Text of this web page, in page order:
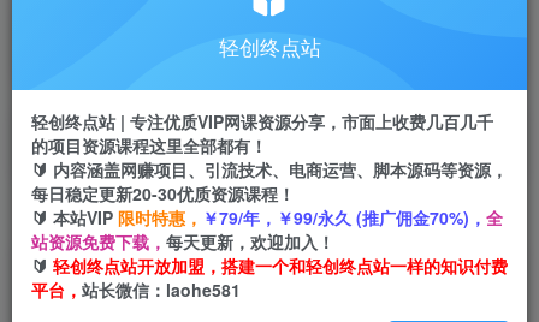
首页 创业课程 会员专属 正文
（7485期）中年美女号ai图文带货3.0玩法，单号
月入五位数，可多账号矩阵，全AI创作…
轻创终点站
轻创终点站 | 专注优质VIP网课资源分享，市面上收费几百几千
的项目资源课程这里全部都有！
🔰 内容涵盖网赚项目、引流技术、电商运营、脚本源码等资源，
每日稳定更新20-30优质资源课程！
🔰 本站VIP 限时特惠， ￥79/年，￥99/永久 (推广佣金70%)， 全
站资源免费下载， 每天更新，欢迎加入！
🔰 轻创终点站开放加盟，搭建一个和轻创终点站一样的知识付费
平台， 站长微信：laohe581